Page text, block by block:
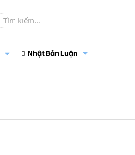
Nhật Bản Luận